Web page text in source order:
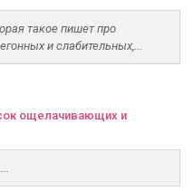
такое пишет про
и слабительных,...
ощелачивающих и